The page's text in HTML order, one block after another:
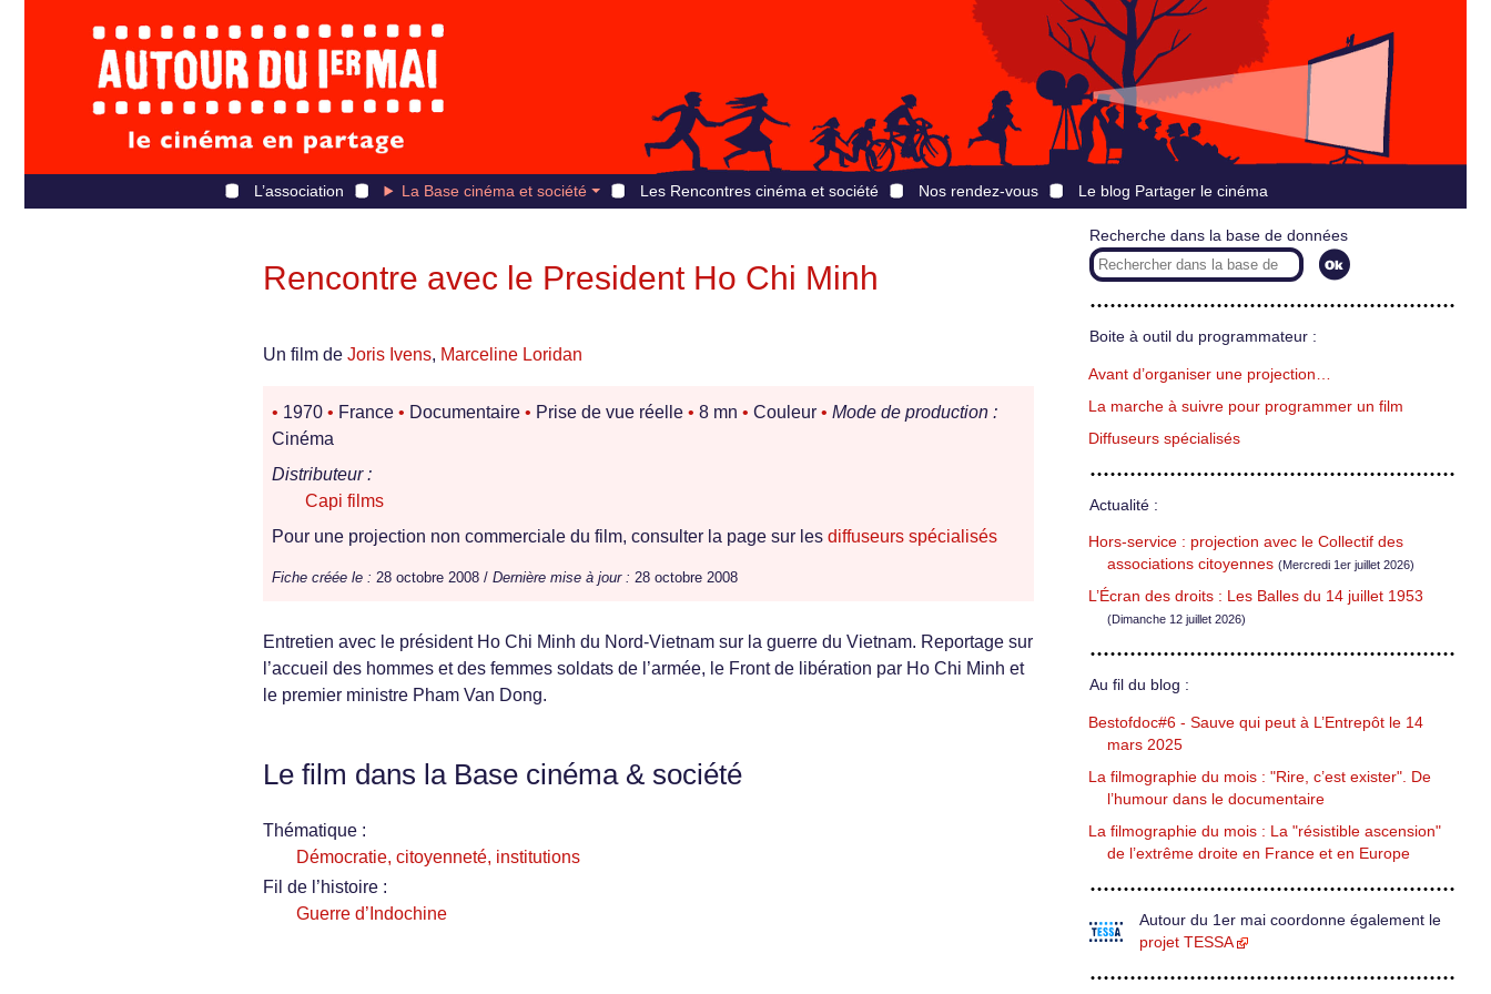
L’association La Base cinéma et société Les Rencontres cinéma et société Nos rendez-vous Le blog Partager le cinéma
Rencontre avec le President Ho Chi Minh
Un film de Joris Ivens, Marceline Loridan
• 1970 • France • Documentaire • Prise de vue réelle • 8 mn • Couleur • Mode de production :
Cinéma
Distributeur :
Capi films
Pour une projection non commerciale du film, consulter la page sur les diffuseurs spécialisés
Fiche créée le : 28 octobre 2008 / Dernière mise à jour : 28 octobre 2008
Entretien avec le président Ho Chi Minh du Nord-Vietnam sur la guerre du Vietnam. Reportage sur
l’accueil des hommes et des femmes soldats de l’armée, le Front de libération par Ho Chi Minh et
le premier ministre Pham Van Dong.
Le film dans la Base cinéma & société
Thématique :
Démocratie, citoyenneté, institutions
Fil de l’histoire :
Guerre d’Indochine
Recherche dans la base de données
Boite à outil du programmateur :
Avant d’organiser une projection…
La marche à suivre pour programmer un film
Diffuseurs spécialisés
Actualité :
Hors-service : projection avec le Collectif des
associations citoyennes (Mercredi 1er juillet 2026)
L’Écran des droits : Les Balles du 14 juillet 1953
(Dimanche 12 juillet 2026)
Au fil du blog :
Bestofdoc#6 - Sauve qui peut à L’Entrepôt le 14
mars 2025
La filmographie du mois : "Rire, c’est exister". De
l’humour dans le documentaire
La filmographie du mois : La "résistible ascension"
de l’extrême droite en France et en Europe
Autour du 1er mai coordonne également le
projet TESSA